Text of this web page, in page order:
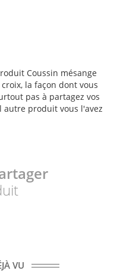
Coussin mésange
la façon dont vous
pas à partagez vos
autre produit vous l'avez
VU